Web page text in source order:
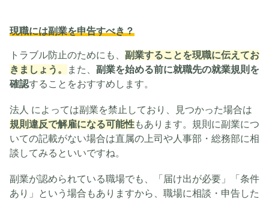
現職には副業を申告すべき？
トラブル防止のためにも、 副業することを現職に伝えてお
きましょう。
また、 副業を始める前に就職先の就業規則を
確認することをおすすめします。
法人 によっては副業を禁止しており、見つかった場合は
規則違反で解雇になる可能性もあります。規則に副業につ
いての記載がない場合は直属の上司や人事部・総務部に相
談してみるといいですね。
副業が認められている職場でも、「届け出が必要」「条件
あり」という場合もありますから、職場に相談・申告した